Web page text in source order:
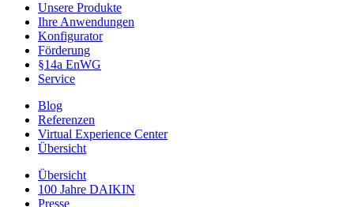
Unsere Produkte
Ihre Anwendungen
Konfigurator
Förderung
§14a EnWG
Service
Blog
Referenzen
Virtual Experience Center
Übersicht
Übersicht
100 Jahre DAIKIN
Presse